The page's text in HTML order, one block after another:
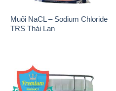
Muối NaCL – Sodium Chloride
TRS Thái Lan